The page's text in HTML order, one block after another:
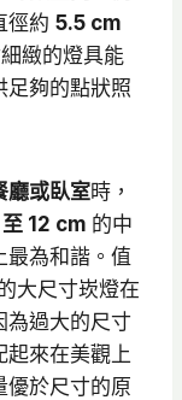
徑約 5.5 cm
緻的燈具能
足夠的點狀照
廳或臥室時，
12 cm 的中
最為和諧。值
大尺寸崁燈在
為過大的尺寸
起來在美觀上
優於尺寸的原